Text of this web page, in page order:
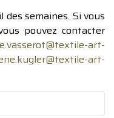
semaines. Si vous
pouvez contacter
art-
art-